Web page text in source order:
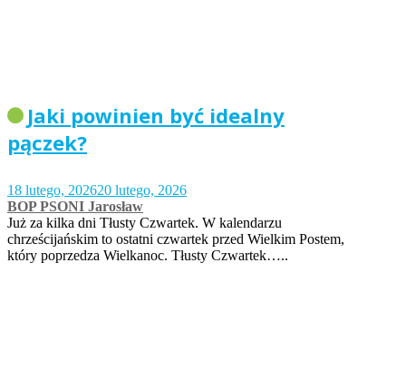
Jaki powinien być idealny
pączek?
18 lutego, 202620 lutego, 2026
BOP PSONI Jarosław
Już za kilka dni Tłusty Czwartek. W kalendarzu
chrześcijańskim to ostatni czwartek przed Wielkim Postem,
który poprzedza Wielkanoc. Tłusty Czwartek…..